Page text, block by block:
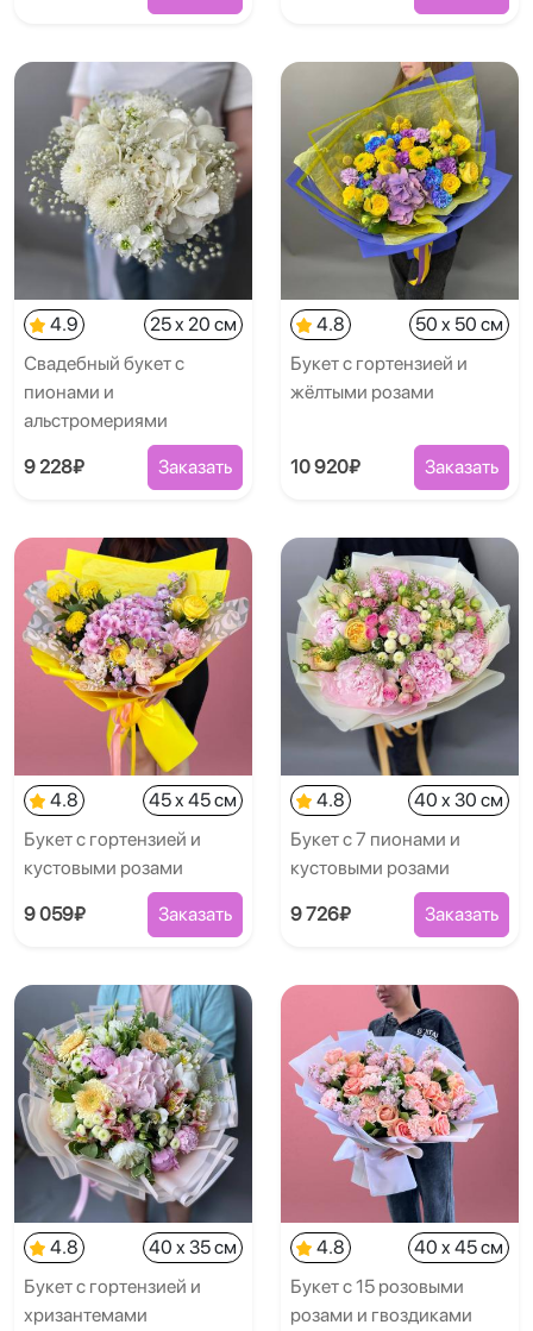
4.9
25 x 20 см
Свадебный букет с
пионами и
альстромериями
9 228₽ Заказать
4.8
50 x 50 см
Букет с гортензией и
жёлтыми розами
10 920₽ Заказать
4.8
45 x 45 см
Букет с гортензией и
кустовыми розами
9 059₽ Заказать
4.8
40 x 30 см
Букет с 7 пионами и
кустовыми розами
9 726₽ Заказать
4.8
40 x 35 см
Букет с гортензией и
хризантемами
4.8
40 x 45 см
Букет с 15 розовыми
розами и гвоздиками